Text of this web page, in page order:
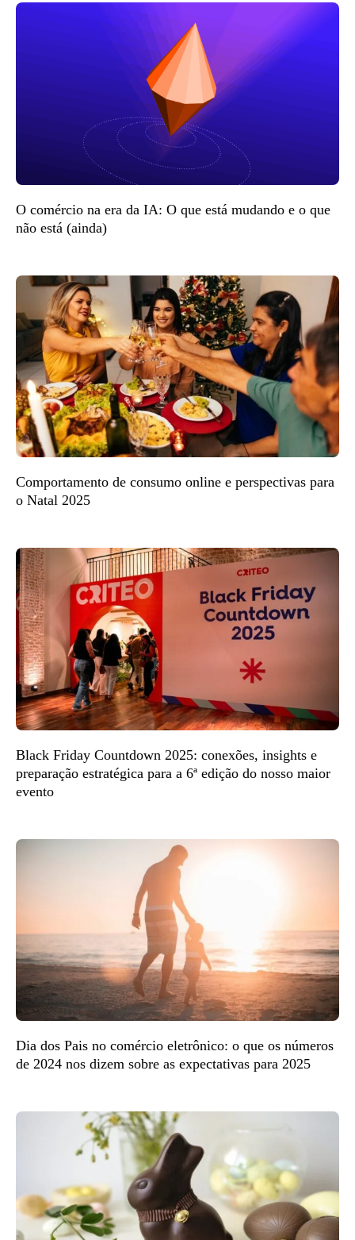
O comércio na era da IA: O que está mudando e o que
não está (ainda)
Comportamento de consumo online e perspectivas para
o Natal 2025
Black Friday Countdown 2025: conexões, insights e
preparação estratégica para a 6ª edição do nosso maior
evento
Dia dos Pais no comércio eletrônico: o que os números
de 2024 nos dizem sobre as expectativas para 2025